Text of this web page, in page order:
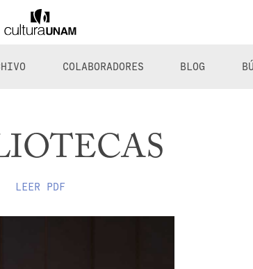
COLABORADORES BLOG
LEER PDF